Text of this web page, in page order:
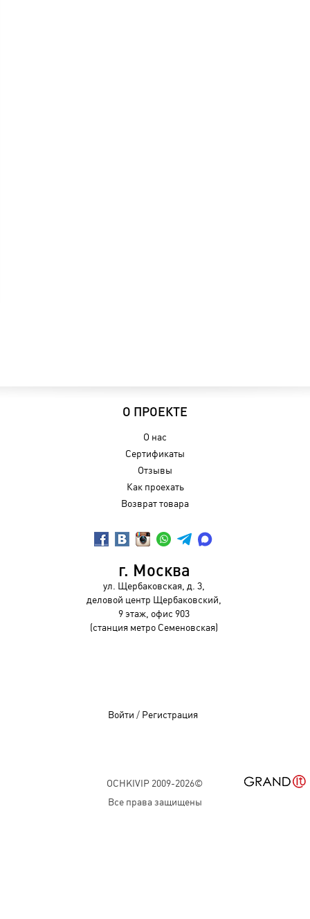
О ПРОЕКТЕ
О нас
Сертификаты
Отзывы
Как проехать
Возврат товара
г. Москва
ул. Щербаковская, д. 3,
деловой центр Щербаковский,
9 этаж, офис 903
(станция метро Семеновская)
Войти / Регистрация
OCHKIVIP 2009-2026©
Все права защищены